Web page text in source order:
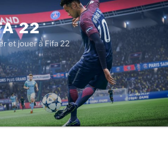
22
et jouer à Fifa 22